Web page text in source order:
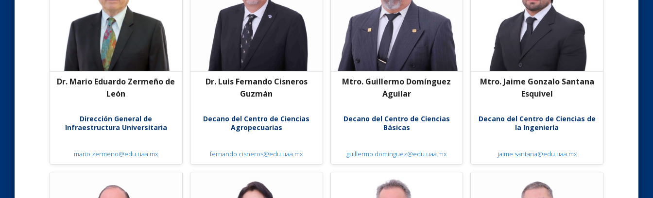
Dr. Mario Eduardo Zermeño de
León
Dirección General de
Infraestructura Universitaria
mario.zermeno@edu.uaa.mx
Dr. Luis Fernando Cisneros
Guzmán
Decano del Centro de Ciencias
Agropecuarias
fernando.cisneros@edu.uaa.mx
Mtro. Guillermo Domínguez
Aguilar
Decano del Centro de Ciencias
Básicas
guillermo.dominguez@edu.uaa.mx
Mtro. Jaime Gonzalo Santana
Esquivel
Decano del Centro de Ciencias de
la Ingeniería
jaime.santana@edu.uaa.mx